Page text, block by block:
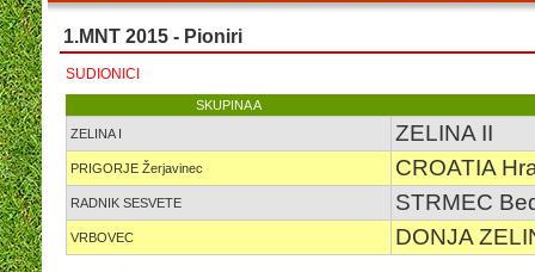
1.MNT 2015 - Pioniri
SUDIONICI
SKUPINA A
ZELINA I
ZELINA II
PRIGORJE Žerjavinec CROATIA
RADNIK SESVETE STRMEC
VRBOVEC DONJA